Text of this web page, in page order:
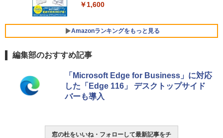
Core i5/16GB/SSD 512GB/ホワイト) FM
VWK3E15W_AZ
￥139,880
￥1,600
Amazonランキングをもっと見る
Amazon Kindle - 目に優しい、かさばら
ない、大きな画面で読みやすい、6週間持
続バッテリー、6インチディスプレイ電子
書籍リーダー、マッチャ、16GB、広告な
￥16,980
編集部のおすすめ記事
「Microsoft Edge for Business」に対応
した「Edge 116」 デスクトップサイド
バーも導入
窓の杜をいいね・フォローして最新記事をチ